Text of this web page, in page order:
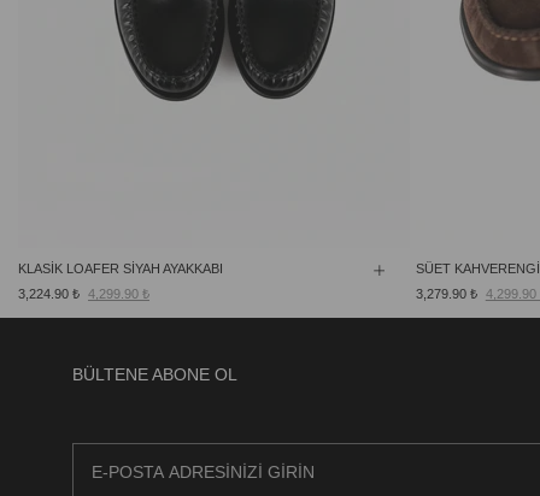
KLASİK LOAFER SİYAH AYAKKABI
3,224.90 ₺ 4,299.90 ₺
SÜET
3,279.90 ₺
4,299.90
BÜLTENE ABONE OL